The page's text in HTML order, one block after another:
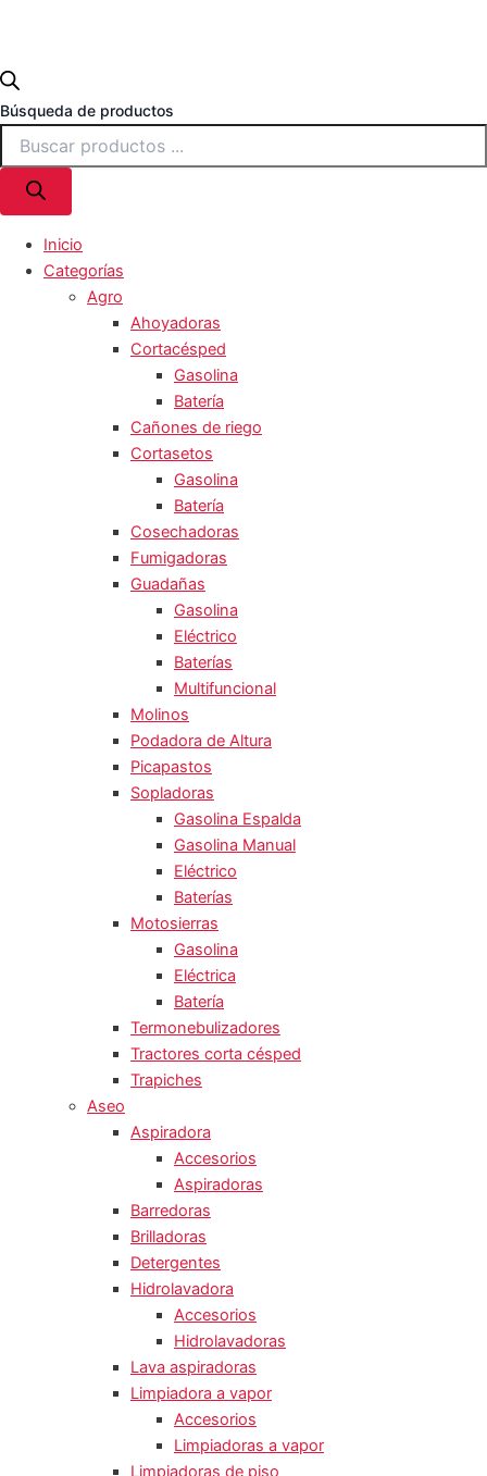
Búsqueda de productos
Inicio
Categorías
Agro
Ahoyadoras
Cortacésped
Gasolina
Batería
Cañones de riego
Cortasetos
Gasolina
Batería
Cosechadoras
Fumigadoras
Guadañas
Gasolina
Eléctrico
Baterías
Multifuncional
Molinos
Podadora de Altura
Picapastos
Sopladoras
Gasolina Espalda
Gasolina Manual
Eléctrico
Baterías
Motosierras
Gasolina
Eléctrica
Batería
Termonebulizadores
Tractores corta césped
Trapiches
Aseo
Aspiradora
Accesorios
Aspiradoras
Barredoras
Brilladoras
Detergentes
Hidrolavadora
Accesorios
Hidrolavadoras
Lava aspiradoras
Limpiadora a vapor
Accesorios
Limpiadoras a vapor
Limpiadoras de piso